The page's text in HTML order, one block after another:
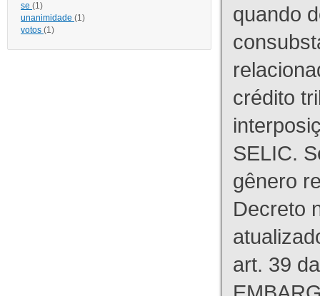
se (1)
unanimidade (1)
votos (1)
quando
crédito
SELIC.
gênero
Decreto
art. 39